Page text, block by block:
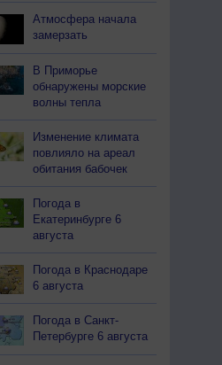
Атмосфера начала
замерзать
В Приморье
обнаружены морские
волны тепла
Изменение климата
повлияло на ареал
обитания бабочек
Погода в
Екатеринбурге 6
августа
Погода в Краснодаре
6 августа
Погода в Санкт-
Петербурге 6 августа